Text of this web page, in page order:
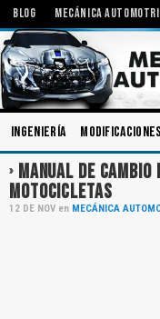
BLOG MECÁNICA
Ingeniería Modificaciones
MANUAL DE CAMBIO
MOTOCICLETAS
12 DE NOV en MECÁNICA